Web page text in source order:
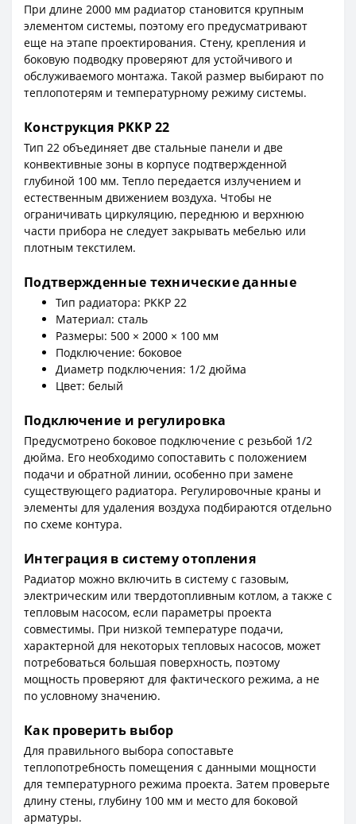
При длине 2000 мм радиатор становится крупным
элементом системы, поэтому его предусматривают
еще на этапе проектирования. Стену, крепления и
боковую подводку проверяют для устойчивого и
обслуживаемого монтажа. Такой размер выбирают по
теплопотерям и температурному режиму системы.
Конструкция PKKP 22
Тип 22 объединяет две стальные панели и две
конвективные зоны в корпусе подтвержденной
глубиной 100 мм. Тепло передается излучением и
естественным движением воздуха. Чтобы не
ограничивать циркуляцию, переднюю и верхнюю
части прибора не следует закрывать мебелью или
плотным текстилем.
Подтвержденные технические данные
Тип радиатора: PKKP 22
Материал: сталь
Размеры: 500 × 2000 × 100 мм
Подключение: боковое
Диаметр подключения: 1/2 дюйма
Цвет: белый
Подключение и регулировка
Предусмотрено боковое подключение с резьбой 1/2
дюйма. Его необходимо сопоставить с положением
подачи и обратной линии, особенно при замене
существующего радиатора. Регулировочные краны и
элементы для удаления воздуха подбираются отдельно
по схеме контура.
Интеграция в систему отопления
Радиатор можно включить в систему с газовым,
электрическим или твердотопливным котлом, а также с
тепловым насосом, если параметры проекта
совместимы. При низкой температуре подачи,
характерной для некоторых тепловых насосов, может
потребоваться большая поверхность, поэтому
мощность проверяют для фактического режима, а не
по условному значению.
Как проверить выбор
Для правильного выбора сопоставьте
теплопотребность помещения с данными мощности
для температурного режима проекта. Затем проверьте
длину стены, глубину 100 мм и место для боковой
арматуры.